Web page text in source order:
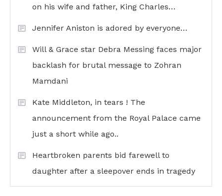
on his wife and father, King Charles…
Jennifer Aniston is adored by everyone…
Will & Grace star Debra Messing faces major
backlash for brutal message to Zohran
Mamdani
Kate Middleton, in tears ! The
announcement from the Royal Palace came
just a short while ago..
Heartbroken parents bid farewell to
daughter after a sleepover ends in tragedy